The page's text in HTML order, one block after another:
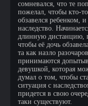
сомневался, что те
пожелал, чтобы кто-
обзавелся ребенком,
наследство.
длинную дистанцию,
чтобы её дочь
та как назло
принимаются
девушкой, которая
думал о том, чтобы
ситуация с
придется в свою
таки существуют.